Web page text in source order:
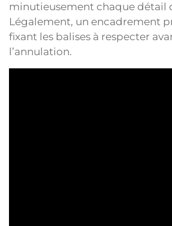
minutieusement chaque détail
Légalement, un encadrement
fixant les balises à respecter
l’annulation.